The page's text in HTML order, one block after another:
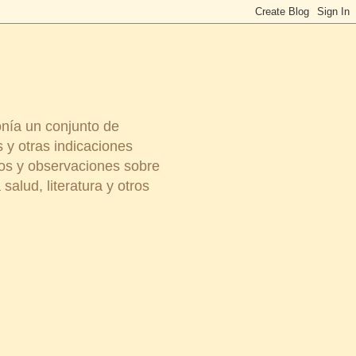
un conjunto de
y otras indicaciones
y observaciones sobre
literatura y otros